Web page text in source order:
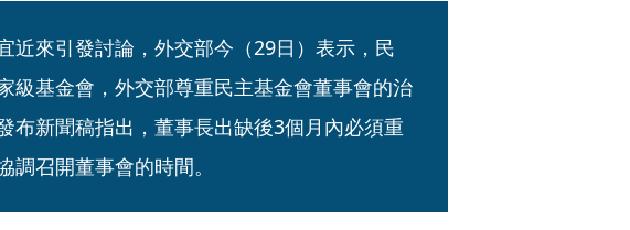
近來引發討論，外交部今（29日）表示，民
級基金會，外交部尊重民主基金會董事會的治
布新聞稿指出，董事長出缺後3個月內必須重
召開董事會的時間。